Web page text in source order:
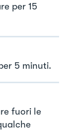
per 15
5 minuti.
fuori le